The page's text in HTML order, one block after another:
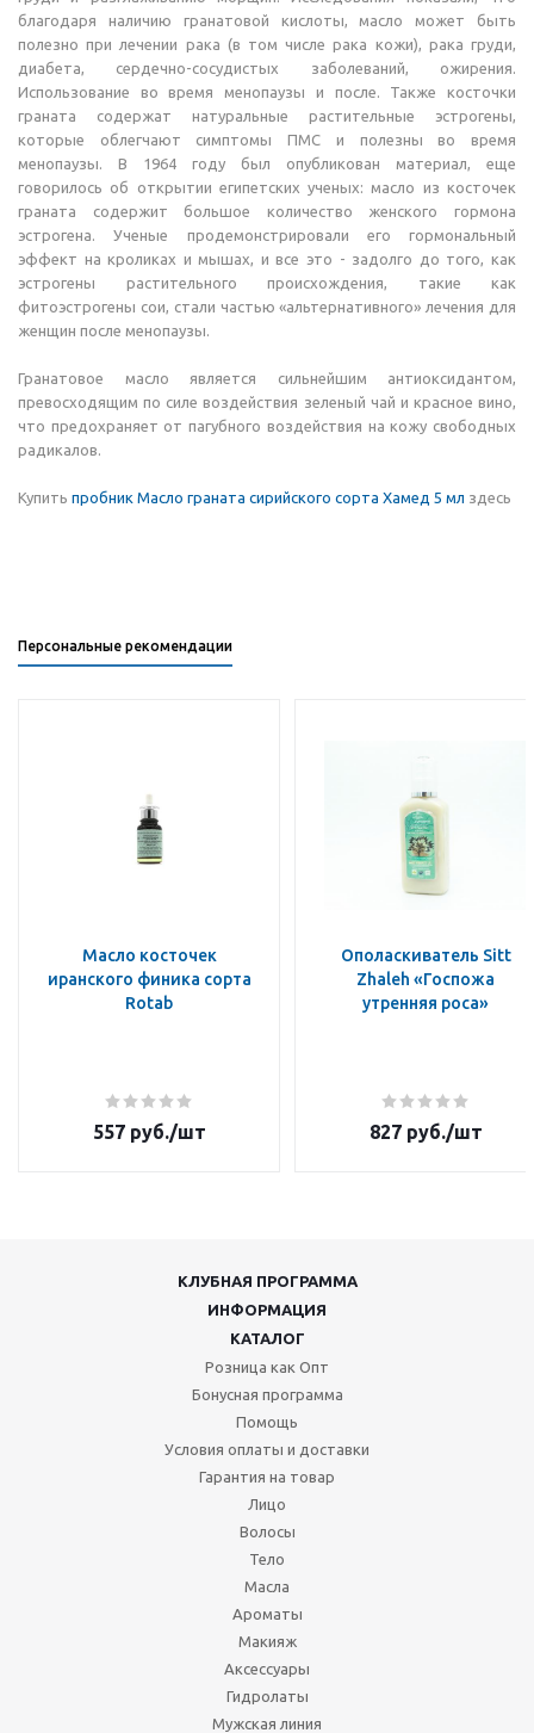
благодаря наличию гранатовой кислоты, масло может быть
полезно при лечении рака (в том числе рака кожи), рака груди,
диабета, сердечно-сосудистых заболеваний, ожирения.
Использование во время менопаузы и после. Также косточки
граната содержат натуральные растительные эстрогены,
которые облегчают симптомы ПМС и полезны во время
менопаузы. В 1964 году был опубликован материал, еще
говорилось об открытии египетских ученых: масло из косточек
граната содержит большое количество женского гормона
эстрогена. Ученые продемонстрировали его гормональный
эффект на кроликах и мышах, и все это - задолго до того, как
эстрогены растительного происхождения, такие как
фитоэстрогены сои, стали частью «альтернативного» лечения для
женщин после менопаузы.
Гранатовое масло является сильнейшим антиоксидантом,
превосходящим по силе воздействия зеленый чай и красное вино,
что предохраняет от пагубного воздействия на кожу свободных
радикалов.
Купить пробник Масло граната сирийского сорта Хамед 5 мл здесь
Персональные рекомендации
Масло косточек
иранского финика сорта
Rotab
557руб./шт
Ополаскиватель Sitt
Zhaleh «Госпожа
утренняя роса»
827руб./шт
КЛУБНАЯ ПРОГРАММА
ИНФОРМАЦИЯ
КАТАЛОГ
Розница как Опт
Бонусная программа
Помощь
Условия оплаты и доставки
Гарантия на товар
Лицо
Волосы
Тело
Масла
Ароматы
Макияж
Аксессуары
Гидролаты
Мужская линия